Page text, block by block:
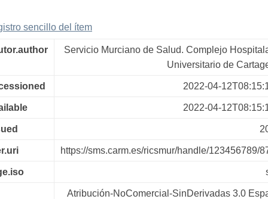
sencillo del ítem
Servicio Murciano de Salud. Complejo
Universitario de
2022-04-
2022-04-
https://sms.carm.es/ricsmur/handle/123456789/
Atribución-NoComercial-SinDerivadas 3.0